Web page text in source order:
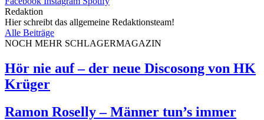
Redaktion
Hier schreibt das allgemeine Redaktionsteam!
Alle Beiträge
NOCH MEHR SCHLAGERMAGAZIN
Hör nie auf – der neue Discosong von HK
Krüger
Ramon Roselly – Männer tun’s immer